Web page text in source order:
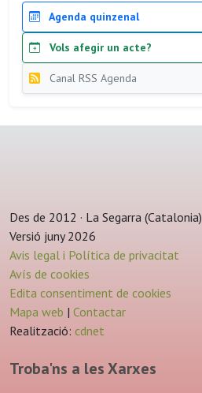
Agenda quinzenal
Vols afegir un acte?
Canal RSS Agenda
Des de 2012 · La Segarra (Catalonia)
Versió juny 2026
Avis legal i Política de privacitat
Avís de cookies
Edita consentiment de cookies
Mapa web | Contactar
Realització: cdnet
Troba'ns a les Xarxes